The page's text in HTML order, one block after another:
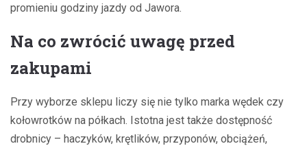
promieniu godziny jazdy od Jawora.
Na co zwrócić uwagę przed
zakupami
Przy wyborze sklepu liczy się nie tylko marka wędek czy
kołowrotków na półkach. Istotna jest także dostępność
drobnicy – haczyków, krętlików, przyponów, obciążeń,